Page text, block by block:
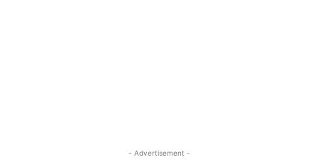
- Advertisement -